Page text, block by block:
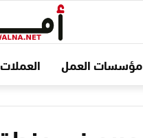
مؤسسات العمل العملات